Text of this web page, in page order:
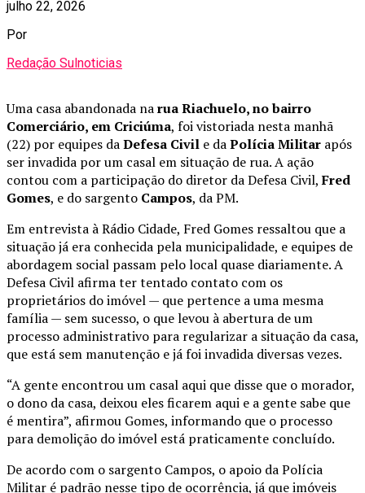
julho 22, 2026
Por
Redação Sulnoticias
Uma casa abandonada narua Riachuelo, no bairro
Comerciário, em Criciúma, foi vistoriada nesta manhã
(22) por equipes daDefesa Civil e daPolícia Militar após
ser invadida por um casal em situação de rua. A ação
contou com a participação do diretor da Defesa Civil,Fred
Gomes, e do sargento Campos, da PM.
Em entrevista à Rádio Cidade, Fred Gomes ressaltou que a
situação já era conhecida pela municipalidade, e equipes de
abordagem social passam pelo local quase diariamente. A
Defesa Civil afirma ter tentado contato com os
proprietários do imóvel — que pertence a uma mesma
família — sem sucesso, o que levou à abertura de um
processo administrativo para regularizar a situação da casa,
que está sem manutenção e já foi invadida diversas vezes.
“A gente encontrou um casal aqui que disse que o morador,
o dono da casa, deixou eles ficarem aqui e a gente sabe que
é mentira”, afirmou Gomes, informando que o processo
para demolição do imóvel está praticamente concluído.
De acordo com o sargento Campos, o apoio da Polícia
Militar é padrão nesse tipo de ocorrência, já que imóveis